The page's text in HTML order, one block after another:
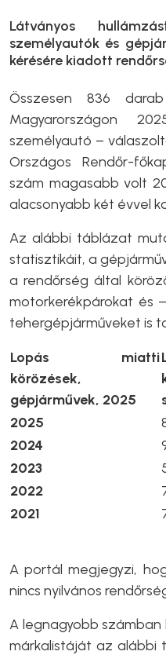
Látványos
személyautók és
kérésére kiadott
Összesen 836
Magyarországon
személyautó –
Országos Rendőr-
szám magasabb volt
alacsonyabb két évvel
Az alábbi táblázat
statisztikáit, a
a rendőrség által
motorkerékpárokat és
tehergépjárműveket is
Lopás miatti
körözések,
gépjárművek, 2025
2025
2024
2023
2022
2021
A portál megjegyzi,
nincs nyilvános
A legnagyobb
márkalistáját az alábbi